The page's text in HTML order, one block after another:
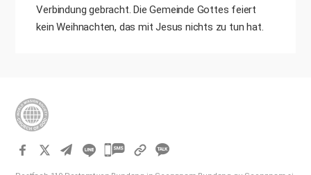
Verbindung gebracht. Die Gemeinde Gottes feiert
kein Weihnachten, das mit Jesus nichts zu tun hat.
카